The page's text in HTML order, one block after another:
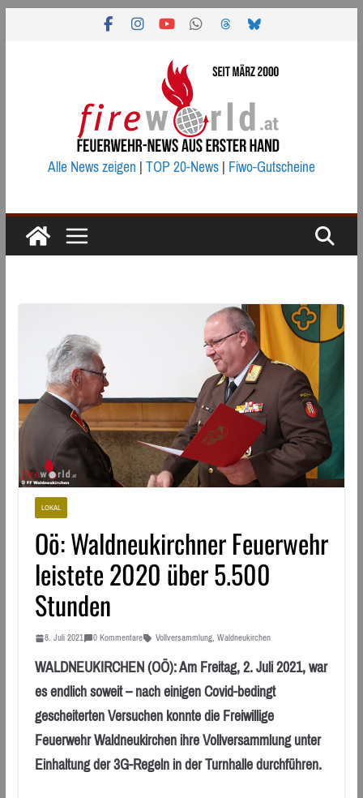
Alle News zeigen|TOP 20-News|Fiwo-Gutscheine
LOKAL
Oö: Waldneukirchner Feuerwehr
leistete 2020 über 5.500
Stunden
8. Juli 2021 0 Kommentare Vollversammlung, Waldneukirchen
WALDNEUKIRCHEN (OÖ): Am Freitag, 2. Juli 2021, war
es endlich soweit – nach einigen Covid-bedingt
gescheiterten Versuchen konnte die Freiwillige
Feuerwehr Waldneukirchen ihre Vollversammlung unter
Einhaltung der 3G-Regeln in der Turnhalle durchführen.